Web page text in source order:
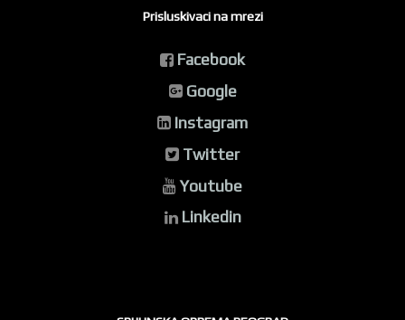
Prisluskivaci na mrezi
Facebook
Google
Instagram
Twitter
Youtube
Linkedin